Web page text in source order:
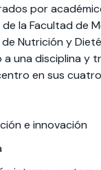
por
la Facultad de
de Nutrición y
una disciplina y
en sus
e innovación